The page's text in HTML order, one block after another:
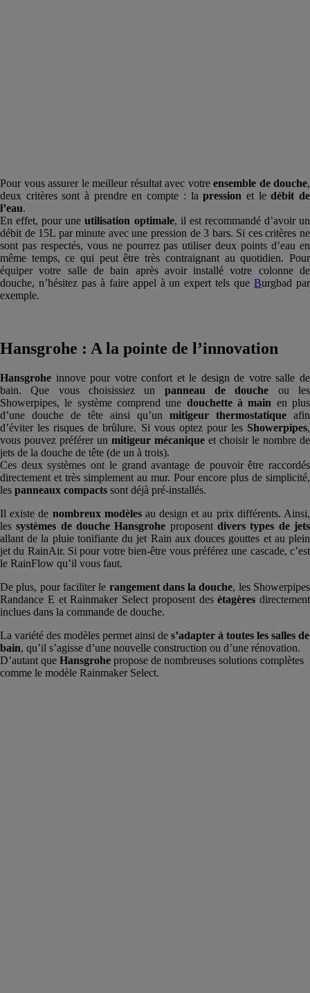
Pour vous assurer le meilleur résultat avec votre ensemble de douche,
deux critères sont à prendre en compte : lapression et ledébit de
l’eau.
En effet, pour uneutilisation optimale, il est recommandé d’avoir un
débit de 15L par minute avec une pression de 3 bars. Si ces critères ne
sont pas respectés, vous ne pourrez pas utiliser deux points d’eau en
même temps, ce qui peut être très contraignant au quotidien. Pour
équiper votre salle de bain après avoir installé votre colonne de
douche, n’hésitez pas à faire appel à un expert tels queBurgbad par
exemple.
Hansgrohe : A la pointe de l’innovation
Hansgrohe innove pour votre confort et le design de votre salle de
bain. Que vous choisissiez un panneau de douche ou les
Showerpipes, le système comprend une douchetteà main en plus
d’une douche de tête ainsi qu’un mitigeur thermostatique afin
d’éviter les risques de brûlure. Si vous optez pour les Showerpipes,
vous pouvez préférer un mitigeur mécanique et choisir le nombre de
jets de la douche de tête (de un à trois).
Ces deux systèmes ont le grand avantage de pouvoir être raccordés
directement et très simplement au mur. Pour encore plus de simplicité,
les panneaux compacts sont déjà pré-installés.
Il existe de nombreux modèlesau design et au prix différents. Ainsi,
lessystèmes dedouche Hansgrohe proposentdivers types de jets
allant de la pluie tonifiante du jet Rain aux douces gouttes et au plein
jet du RainAir. Si pour votre bien-être vous préférez une cascade, c’est
le RainFlow qu’il vous faut.
De plus, pour faciliter le rangement dans ladouche, les Showerpipes
Randance E et Rainmaker Select proposent desétagères directement
inclues dans la commande de douche.
La variété des modèles permet ainsi de s’adapter à toutes les salles de
bain, qu’il s’agisse d’une nouvelle construction ou d’une rénovation.
D’autant que Hansgrohe propose de nombreuses solutions complètes
comme le modèle Rainmaker Select.